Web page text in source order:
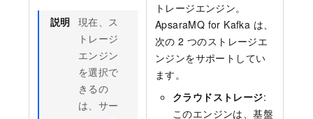
説明 現在、ス
トレージ
エンジン
を選択で
きるの
は、サー
トレージエンジン。
ApsaraMQ for Kafka は、
次の 2 つのストレージエ
ンジンをサポートしてい
ます。
クラウドストレージ:
このエンジンは、基盤